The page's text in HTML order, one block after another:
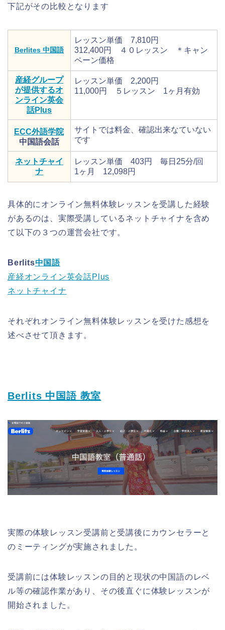
下記がその比較となります
Berlites 中国語
レッスン単価 7,810円
312,400円 ４０レッスン ＊キャン
ペーン価格
産経グループ
が提供するオ
ンライン英会
話Plus
レッスン単価 2,200円
11,000円 ５レッスン 1ヶ月有効
ECC外語学院
中国語会話
サイトでは料金、確認出来なていない
です
ネットチャイ
ナ
レッスン単価 403円 毎日25分/回
1ヶ月 12,098円
具体的にオンライン無料体験レッスンを受講した経験
があるのは、実際受講しているネットチャイナを含め
て以下の３つの運営会社です。
Berlits中国語
産経オンライン英会話Plus
ネットチャイナ
それぞれオンライン無料体験レッスンを受けた感想を
述べさせて頂きます。
Berlits 中国語 教室
実際の体験レッスン受講前と受講後にカウンセラーと
のミーティングが実施されました。
受講前には体験レッスンの目的と現状の中国語のレベ
ル等の確認作業があり、その後直ぐに体験レッスンが
開始されました。